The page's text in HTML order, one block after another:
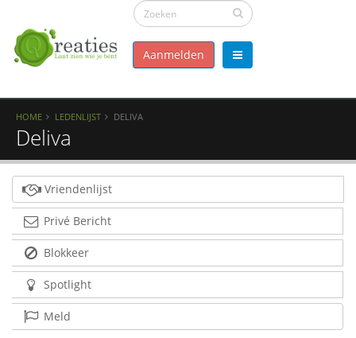
Aanmelden
HOME LEDENLIJST DELIVA
Deliva
Vriendenlijst
Privé Bericht
Blokkeer
Spotlight
Meld